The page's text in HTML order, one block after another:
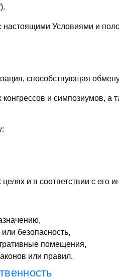
настоящими Условиями и
способствующая
и симпозиумов, а
и в соответствии с
безопасность,
помещения,
или правил.